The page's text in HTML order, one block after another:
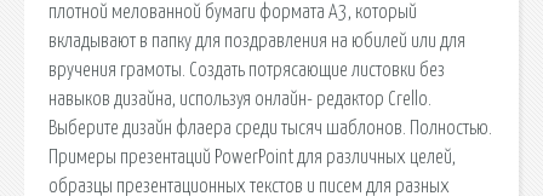
плотной мелованной бумаги формата А3, который
вкладывают в папку для поздравления на юбилей или для
вручения грамоты. Создать потрясающие листовки без
навыков дизайна, используя онлайн- редактор Crello.
Выберите дизайн флаера среди тысяч шаблонов. Полностью.
Примеры презентаций PowerPoint для различных целей,
образцы презентационных текстов и писем для разных